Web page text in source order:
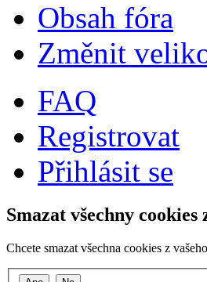
Obsah fóra
Změnit
FAQ
Registrovat
Přihlásit se
Smazat všechny cookies
Chcete smazat všechna cookies z